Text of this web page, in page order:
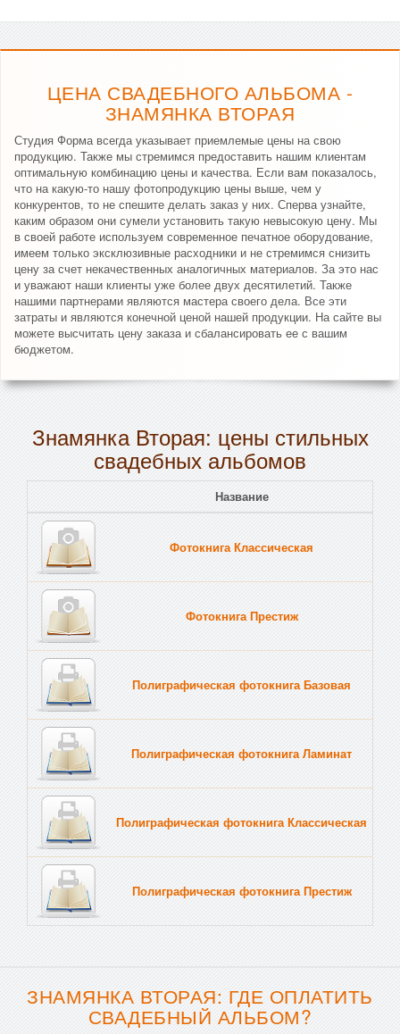
ЦЕНА СВАДЕБНОГО АЛЬБОМА -
ЗНАМЯНКА ВТОРАЯ
Студия Форма всегда указывает приемлемые цены на свою
продукцию. Также мы стремимся предоставить нашим клиентам
оптимальную комбинацию цены и качества. Если вам показалось,
что на какую-то нашу фотопродукцию цены выше, чем у
конкурентов, то не спешите делать заказ у них. Сперва узнайте,
каким образом они сумели установить такую невысокую цену. Мы
в своей работе используем современное печатное оборудование,
имеем только эксклюзивные расходники и не стремимся снизить
цену за счет некачественных аналогичных материалов. За это нас
и уважают наши клиенты уже более двух десятилетий. Также
нашими партнерами являются мастера своего дела. Все эти
затраты и являются конечной ценой нашей продукции. На сайте вы
можете высчитать цену заказа и сбалансировать ее с вашим
бюджетом.
Знамянка Вторая: цены стильных
свадебных альбомов
Название
Фотокнига Классическая
Фотокнига Престиж
Полиграфическая фотокнига Базовая
Полиграфическая фотокнига Ламинат
Полиграфическая фотокнига Классическая
Полиграфическая фотокнига Престиж
ЗНАМЯНКА ВТОРАЯ: ГДЕ ОПЛАТИТЬ
СВАДЕБНЫЙ АЛЬБОМ?